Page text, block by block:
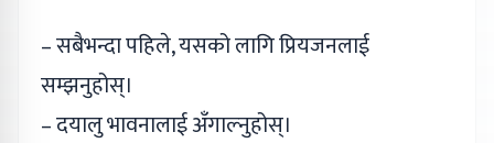
– सबैभन्दा पहिले, यसको लागि प्रियजनलाई
सम्झनुहोस्।
– दयालु भावनालाई अँगाल्नुहोस्।